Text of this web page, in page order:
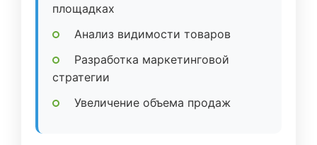
площадках
Анализ видимости товаров
Разработка маркетинговой
стратегии
Увеличение объема продаж